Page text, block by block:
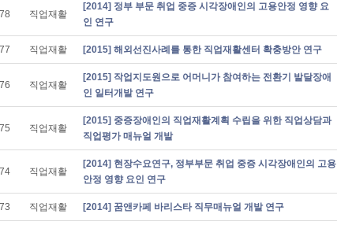
78 직업재활
[2014] 정부 부문 취업 중증 시각장애인의 고용안정 영향 요
인 연구
77 직업재활 [2015] 해외선진사례를 통한 직업재활센터 확충방안 연구
76 직업재활
[2015] 작업지도원으로 어머니가 참여하는 전환기 발달장애
인 일터개발 연구
75 직업재활
[2015] 중증장애인의 직업재활계획 수립을 위한 직업상담과
직업평가 매뉴얼 개발
74 직업재활
[2014] 현장수요연구, 정부부문 취업 중증 시각장애인의 고용
안정 영향 요인 연구
73 직업재활 [2014] 꿈앤카페 바리스타 직무매뉴얼 개발 연구